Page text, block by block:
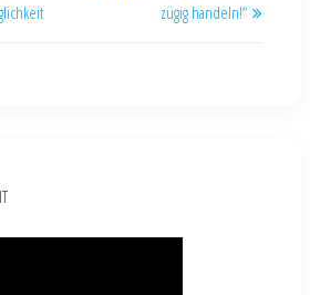
zügig handeln!“